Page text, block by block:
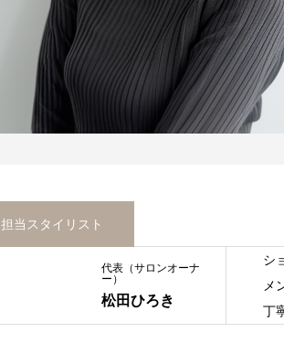
担当スタイリスト
代表（サロンオーナ
ー）
松田ひろき
シ
メ
丁